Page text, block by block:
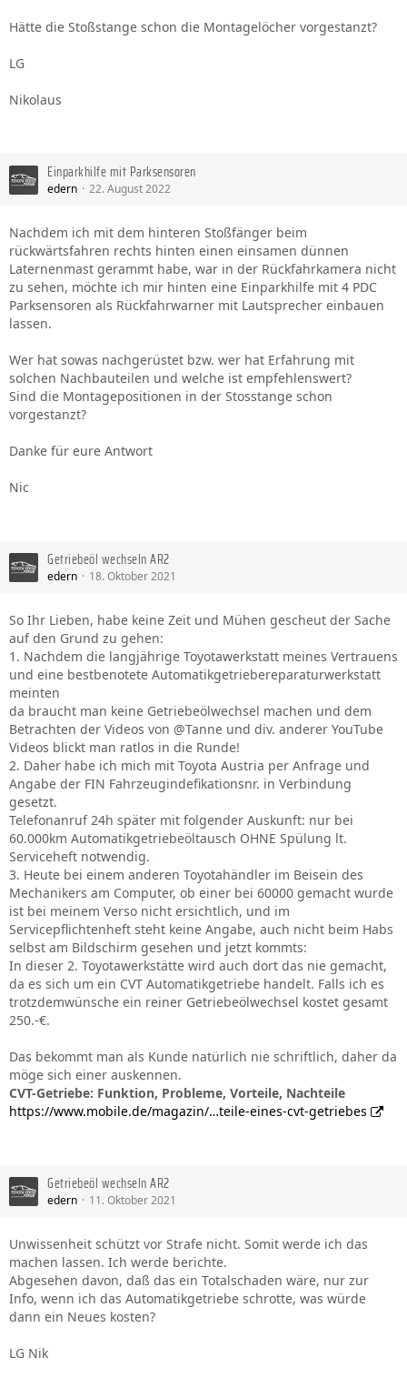
Hätte die Stoßstange schon die Montagelöcher vorgestanzt?
LG
Nikolaus
Einparkhilfe mit Parksensoren
edern 22. August 2022
Nachdem ich mit dem hinteren Stoßfänger beim
rückwärtsfahren rechts hinten einen einsamen dünnen
Laternenmast gerammt habe, war in der Rückfahrkamera nicht
zu sehen, möchte ich mir hinten eine Einparkhilfe mit 4 PDC
Parksensoren als Rückfahrwarner mit Lautsprecher einbauen
lassen.
Wer hat sowas nachgerüstet bzw. wer hat Erfahrung mit
solchen Nachbauteilen und welche ist empfehlenswert?
Sind die Montagepositionen in der Stosstange schon
vorgestanzt?
Danke für eure Antwort
Nic
Getriebeöl wechseln AR2
edern 18. Oktober 2021
So Ihr Lieben, habe keine Zeit und Mühen gescheut der Sache
auf den Grund zu gehen:
1. Nachdem die langjährige Toyotawerkstatt meines Vertrauens
und eine bestbenotete Automatikgetriebereparaturwerkstatt
meinten
da braucht man keine Getriebeölwechsel machen und dem
Betrachten der Videos von @Tanne und div. anderer YouTube
Videos blickt man ratlos in die Runde!
2. Daher habe ich mich mit Toyota Austria per Anfrage und
Angabe der FIN Fahrzeugindefikationsnr. in Verbindung
gesetzt.
Telefonanruf 24h später mit folgender Auskunft: nur bei
60.000km Automatikgetriebeöltausch OHNE Spülung lt.
Serviceheft notwendig.
3. Heute bei einem anderen Toyotahändler im Beisein des
Mechanikers am Computer, ob einer bei 60000 gemacht wurde
ist bei meinem Verso nicht ersichtlich, und im
Servicepflichtenheft steht keine Angabe, auch nicht beim Habs
selbst am Bildschirm gesehen und jetzt kommts:
In dieser 2. Toyotawerkstätte wird auch dort das nie gemacht,
da es sich um ein CVT Automatikgetriebe handelt. Falls ich es
trotzdemwünsche ein reiner Getriebeölwechsel kostet gesamt
250.-€.
Das bekommt man als Kunde natürlich nie schriftlich, daher da
möge sich einer auskennen.
CVT-Getriebe: Funktion, Probleme, Vorteile, Nachteile
https://www.mobile.de/magazin/…teile-eines-cvt-getriebes
Getriebeöl wechseln AR2
edern 11. Oktober 2021
Unwissenheit schützt vor Strafe nicht. Somit werde ich das
machen lassen. Ich werde berichte.
Abgesehen davon, daß das ein Totalschaden wäre, nur zur
Info, wenn ich das Automatikgetriebe schrotte, was würde
dann ein Neues kosten?
LG Nik